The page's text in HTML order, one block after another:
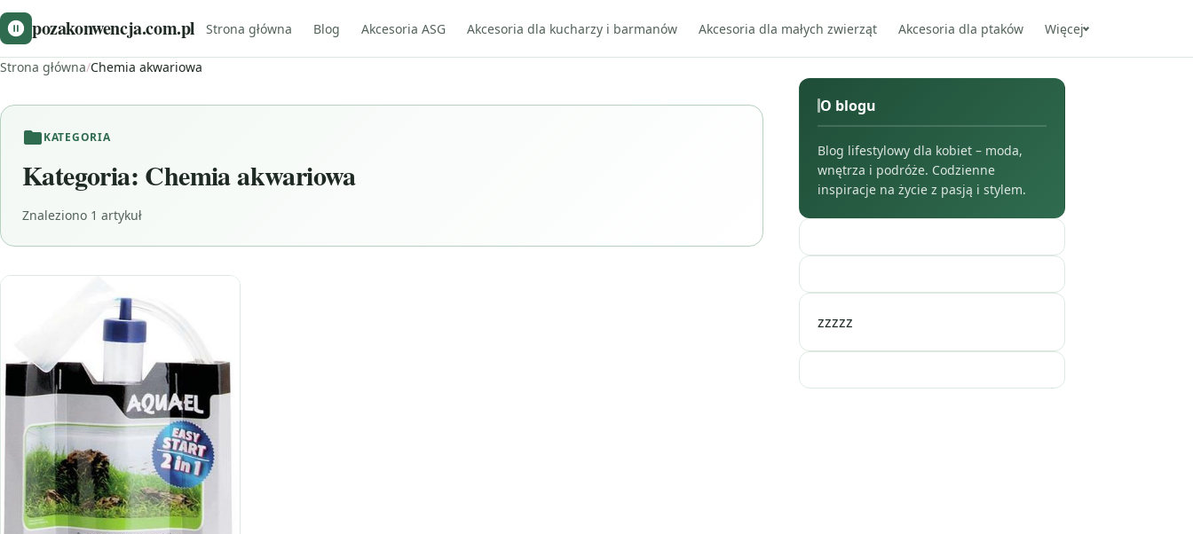
pozakonwencja.com.pl Strona główna Blog Akcesoria ASG Akcesoria dla kucharzy i barmanów Akcesoria dla małych zwierząt Akcesoria dla ptaków Więcej
Strona główna/Chemia akwariowa
KATEGORIA
Kategoria: Chemia akwariowa
Znaleziono 1 artykuł
O blogu
Blog lifestylowy dla kobiet – moda,
wnętrza i podróże. Codzienne
inspiracje na życie z pasją i stylem.
zzzzz